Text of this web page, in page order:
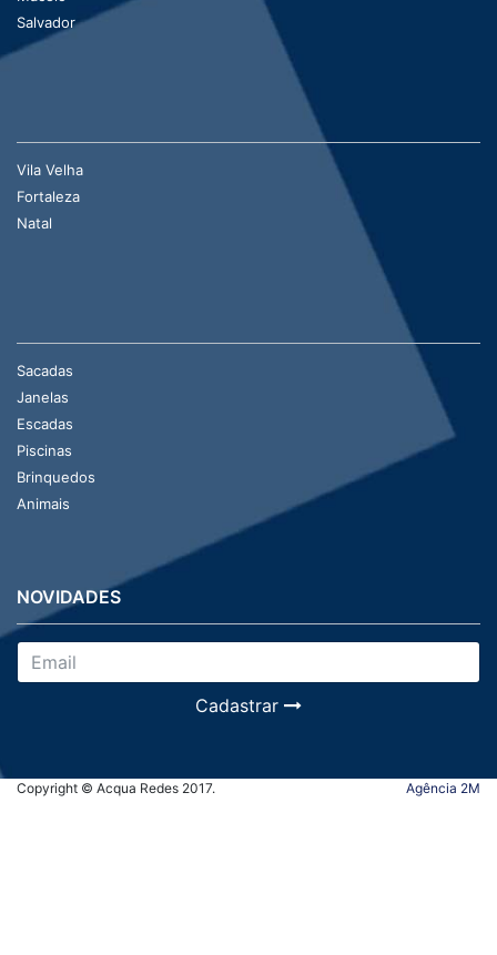
Salvador
Vila Velha
Fortaleza
Natal
Sacadas
Janelas
Escadas
Piscinas
Brinquedos
Animais
NOVIDADES
Cadastrar
Copyright © Acqua Redes 2017. Agência 2M